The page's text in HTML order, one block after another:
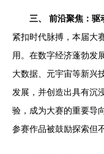
三、 前沿聚焦：驱
紧扣时代脉搏，本届大
用。在数字经济蓬勃发
大数据、元宇宙等新兴
发展，并创造出具有沉
验，成为大赛的重要导向
参赛作品被鼓励探索但